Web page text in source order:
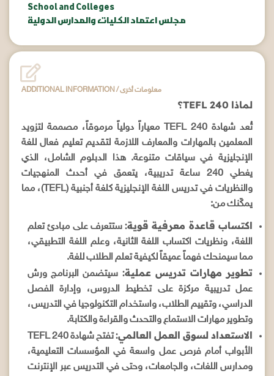
School and Colleges
مجلس اعتماد الكليات والمدارس الدولية
ADDITIONAL INFORMATION / معلومات أخرى
لماذا TEFL 240؟
تُعد شهادة TEFL 240 معياراً دولياً مرموقاً، مصممة لتزويد
المعلمين بالمهارات والمعارف اللازمة لتقديم تعليم فعال للغة
الإنجليزية في سياقات متنوعة. هذا الدبلوم الشامل، الذي
يغطي 240 ساعة تدريبية، يتعمق في أحدث المنهجيات
والنظريات في تدريس اللغة الإنجليزية كلغة أجنبية (TEFL)، مما
يمكّنك من:
اكتساب قاعدة معرفية قوية:ستتعرف على مبادئ تعلم
اللغة، ونظريات اكتساب اللغة الثانية، وعلم اللغة التطبيقي،
مما سيمنحك فهماً عميقاً لكيفية تعلم الطلاب للغة.
تطوير مهارات تدريس عملية: سيتضمن البرنامج ورش
عمل تدريبية مركزة على تخطيط الدروس، وإدارة الفصل
الدراسي، وتقييم الطلاب، واستخدام التكنولوجيا في التدريس،
وتطوير مهارات الاستماع والتحدث والقراءة والكتابة.
الاستعداد لسوق العمل العالمي:
تفتح شهادة TEFL 240
الأبواب أمام فرص عمل واسعة في المؤسسات التعليمية،
ومدارس اللغات، والجامعات، وحتى في التدريس عبر الإنترنت